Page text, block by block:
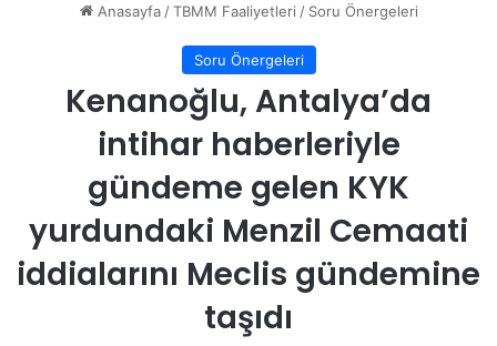
Anasayfa / TBMM Faaliyetleri / Soru Önergeleri
Soru Önergeleri
Kenanoğlu, Antalya’da
intihar haberleriyle
gündeme gelen KYK
yurdundaki Menzil Cemaati
iddialarını Meclis gündemine
taşıdı